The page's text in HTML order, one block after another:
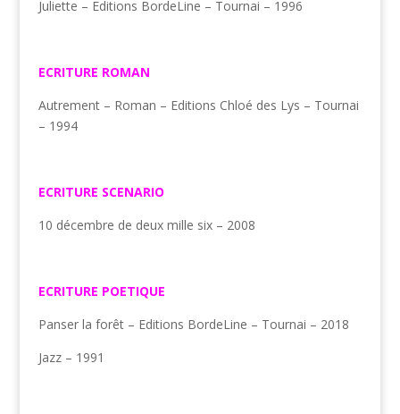
Juliette – Editions BordeLine – Tournai – 1996
ECRITURE ROMAN
Autrement – Roman – Editions Chloé des Lys – Tournai
– 1994
ECRITURE SCENARIO
10 décembre de deux mille six – 2008
ECRITURE POETIQUE
Panser la forêt – Editions BordeLine – Tournai – 2018
Jazz – 1991